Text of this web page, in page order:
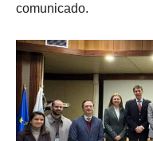
comunicado.